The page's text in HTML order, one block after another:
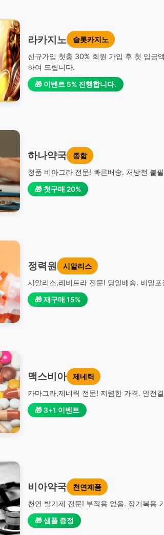
라카지노
슬롯카지노
신규가입 첫충 30% 회원 가입 후 첫 입금
하여 드립니다.
🎁 이벤트 5% 진행합니다.
하나약국
종합
정품 비아그라 전문! 빠른배송. 처방전 불
🎁 첫구매 20%
정력원
시알리스
시알리스,레비트라 전문! 당일배송. 비밀포
🎁 재구매 15%
맥스비아
제네릭
카마그라,제네릭 전문! 저렴한 가격. 안전
🎁 3+1 이벤트
비아약국
천연제품
천연 발기제 전문! 부작용 없음. 장기복용
🎁 샘플 증정